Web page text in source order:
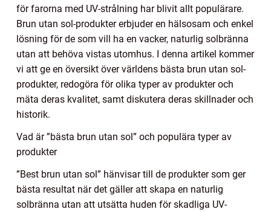
för farorna med UV-strålning har blivit allt populärare.
Brun utan sol-produkter erbjuder en hälsosam och enkel
lösning för de som vill ha en vacker, naturlig solbränna
utan att behöva vistas utomhus. I denna artikel kommer
vi att ge en översikt över världens bästa brun utan sol-
produkter, redogöra för olika typer av produkter och
mäta deras kvalitet, samt diskutera deras skillnader och
historik.
Vad är ”bästa brun utan sol” och populära typer av
produkter
”Best brun utan sol” hänvisar till de produkter som ger
bästa resultat när det gäller att skapa en naturlig
solbränna utan att utsätta huden för skadliga UV-